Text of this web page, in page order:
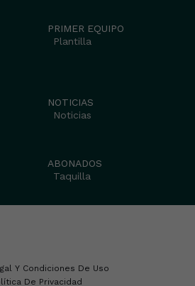
PRIMER EQUIPO
Plantilla
NOTICIAS
Noticias
ABONADOS
Taquilla
Y Condiciones De Uso
De Privacidad